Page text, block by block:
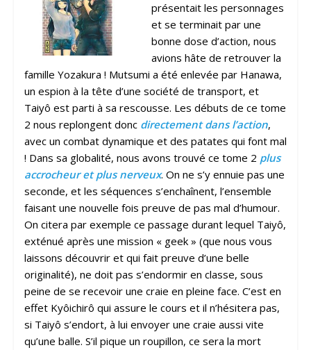
présentait les personnages
et se terminait par une
bonne dose d’action, nous
avions hâte de retrouver la
famille Yozakura ! Mutsumi a été enlevée par Hanawa,
un espion à la tête d’une société de transport, et
Taiyô est parti à sa rescousse. Les débuts de ce tome
2 nous replongent donc directement dans l’action,
avec un combat dynamique et des patates qui font mal
! Dans sa globalité, nous avons trouvé ce tome 2 plus
accrocheur et plus nerveux. On ne s’y ennuie pas une
seconde, et les séquences s’enchaînent, l’ensemble
faisant une nouvelle fois preuve de pas mal d’humour.
On citera par exemple ce passage durant lequel Taiyô,
exténué après une mission « geek » (que nous vous
laissons découvrir et qui fait preuve d’une belle
originalité), ne doit pas s’endormir en classe, sous
peine de se recevoir une craie en pleine face. C’est en
effet Kyôichirô qui assure le cours et il n’hésitera pas,
si Taiyô s’endort, à lui envoyer une craie aussi vite
qu’une balle. S’il pique un roupillon, ce sera la mort